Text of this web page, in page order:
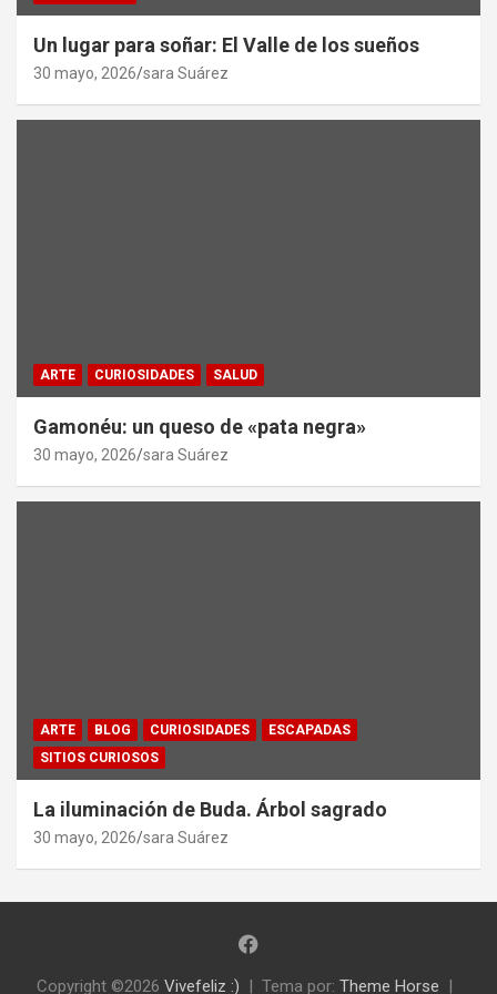
Un lugar para soñar: El Valle de los sueños
30 mayo, 2026 sara Suárez
ARTE CURIOSIDADES SALUD
Gamonéu: un queso de «pata negra»
30 mayo, 2026 sara Suárez
ARTE BLOG CURIOSIDADES
ESCAPADAS
SITIOS CURIOSOS
La iluminación de Buda. Árbol sagrado
30 mayo, 2026 sara Suárez
Copyright ©2026 Vivefeliz :) Tema por: Theme Horse